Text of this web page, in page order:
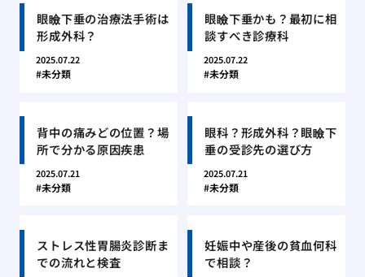
眼瞼下垂の治療法手術は
形成外科？
2025.07.22
未分類
眼瞼下垂かも？最初に相
談すべき診療科
2025.07.22
未分類
背中の痛みどの位置？場
所で分かる原因疾患
2025.07.21
未分類
眼科？形成外科？眼瞼下
垂の受診先の選び方
2025.07.21
未分類
ストレス性胃腸炎診断ま
での流れと検査
妊娠中や産後の貧血何科
で相談？